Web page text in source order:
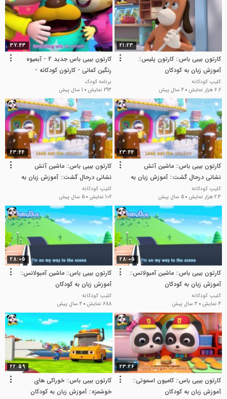
21:23
کارتون بیبی باس:: کارتون پلیس::
آموزش زبان به کودکان
کلیپ کودکانه
6.6 هزار نمایش
4 سال پیش
37:43
کارتون بیبی باس جدید 2 - آبمیوه
رنگین کمانی - کارتون کودکانه -
آموزش انگلیسی
برنامه کودک
293 نمایش
1 سال پیش
23:44
کارتون بیبی باس:: ماشین آتش
نشانی درحال گشت:: آموزش زبان به
کودکان
کلیپ کودکانه
2.3 هزار نمایش
5 سال پیش
23:44
کارتون بیبی باس:: ماشین آتش
نشانی درحال گشت:: آموزش زبان به
کودکان
کلیپ کودکانه
102 نمایش
5 سال پیش
28:05
کارتون بیبی باس:: ماشین آمبولانس::
آموزش زبان به کودکان
کلیپ کودکانه
4 نمایش
3 سال پیش
28:05
کارتون بیبی باس:: ماشین آمبولانس::
آموزش زبان به کودکان
کلیپ کودکانه
688 نمایش
4 سال پیش
23:26
کارتون بیبی باس:: کامیون اسموتی::
آموزش زبان به کودکان
22:59
کارتون بیبی باس:: خوراکی های
خوشمزه:: آموزش زبان به کودکان